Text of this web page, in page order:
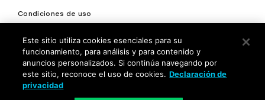
Condiciones de uso
Copyright © 2026 Palo Alto Networks. Todos los derechos
reservados
Este sitio utiliza cookies esenciales para su
funcionamiento, para análisis y para contenido y
anuncios personalizados. Si continúa navegando por
este sitio, reconoce el uso de cookies. Declaración de
privacidad